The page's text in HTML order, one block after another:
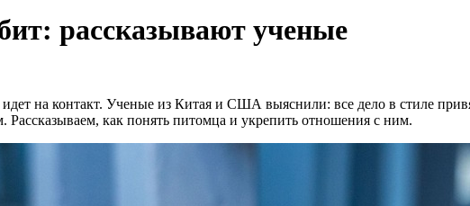
рассказывают ученые
на контакт. Ученые из Китая и США выяснили: все дело в стиле
Рассказываем, как понять питомца и укрепить отношения с ним.